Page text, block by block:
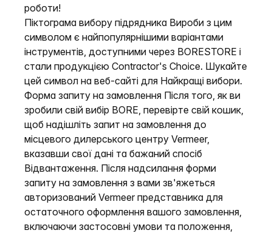
роботи!
Піктограма вибору підрядника Вироби з цим
символом є найпопулярнішими варіантами
інструментів, доступними через BORESTORE і
стали продукцією Contractor's Choice. Шукайте
цей символ на веб-сайті для Найкращі вибори.
Форма запиту на замовлення Після того, як ви
зробили свій вибір BORE, перевірте свій кошик,
щоб надішліть запит на замовлення до
місцевого дилерського центру Vermeer,
вказавши свої дані та бажаний спосіб
Відвантаження. Після надсилання форми
запиту на замовлення з вами зв'яжеться
авторизований Vermeer представника для
остаточного оформлення вашого замовлення,
включаючи застосовні умови та положення,